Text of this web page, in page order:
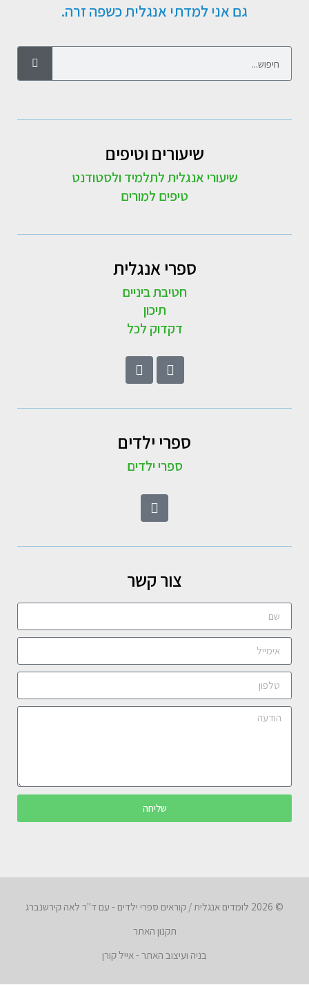
גם אני למדתי אנגלית כשפה זרה.
שיעורים וטיפים
שיעורי אנגלית לתלמיד ולסטודנט
טיפים למורים
ספרי אנגלית
חטיבת ביניים
תיכון
דקדוק לכל
ספרי ילדים
ספרי ילדים
צור קשר
שליחה
© 2026 לומדים אנגלית / קוראים ספרי ילדים - עם ד"ר לאה קירשנברג
תקנון האתר
בניה ועיצוב האתר - אייל קורן